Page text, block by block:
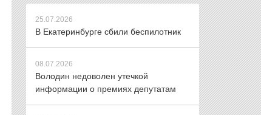
25.07.2026
В Екатеринбурге сбили беспилотник
08.07.2026
Володин недоволен утечкой
информации о премиях депутатам